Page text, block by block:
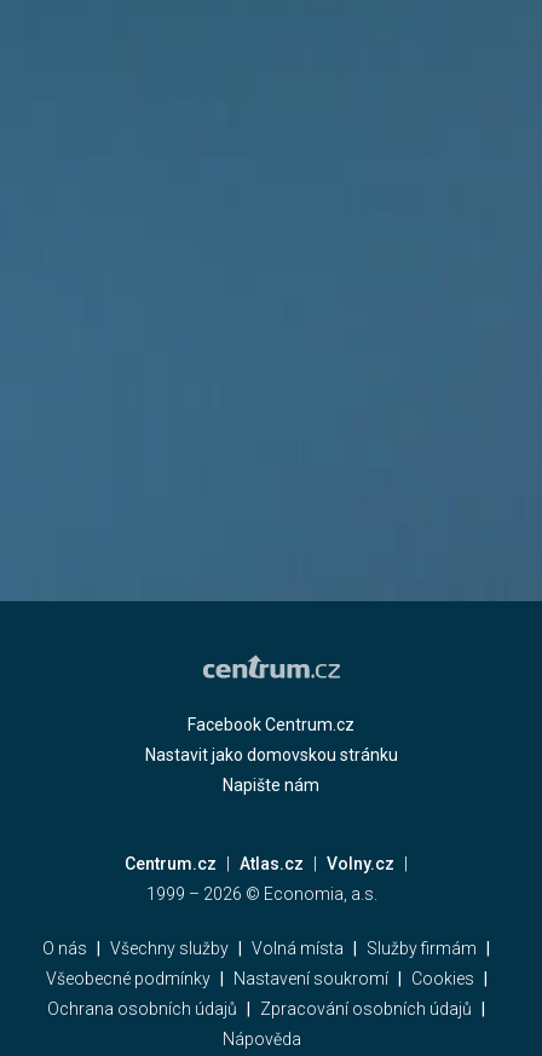
Facebook Centrum.cz
Nastavit jako domovskou stránku
Napište nám
Centrum.cz Atlas.cz
Volny.cz
1999 – 2026 © Economia, a.s.
O nás Všechny služby Volná místa
Služby firmám
Všeobecné podmínky
Nastavení soukromí
Cookies
Ochrana osobních údajů
Zpracování osobních údajů
Nápověda